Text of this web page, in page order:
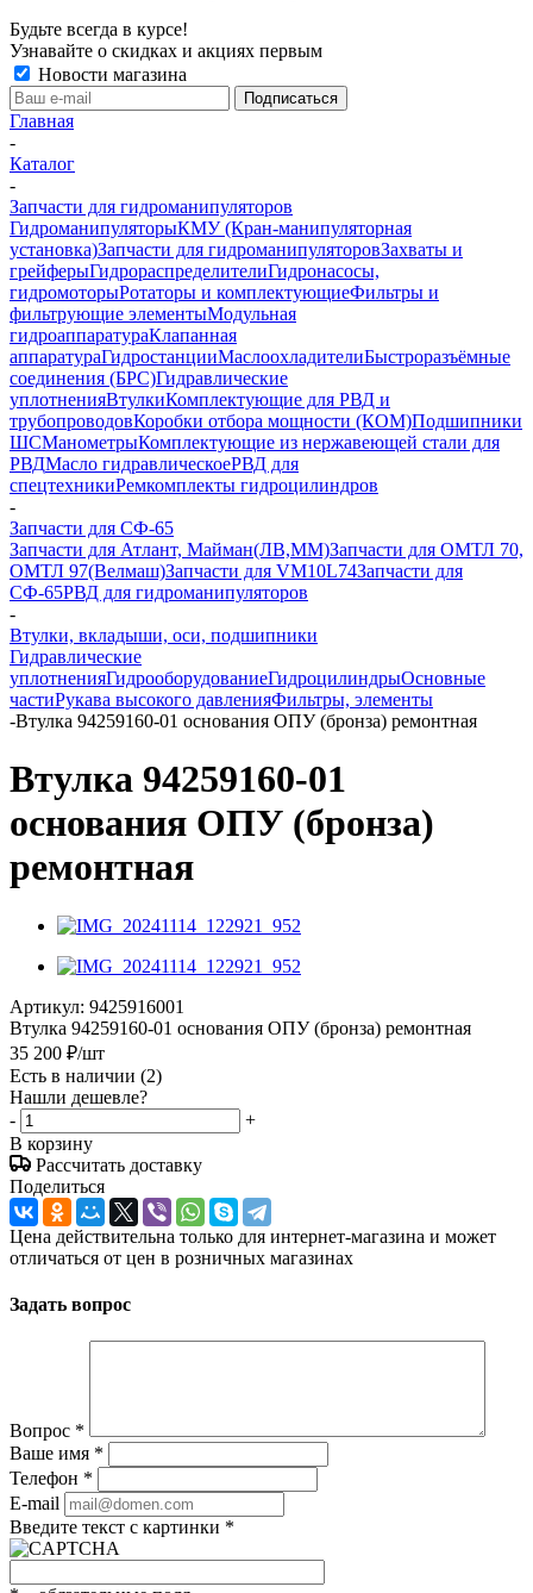
Будьте всегда в курсе!
Узнавайте о скидках и акциях первым
Новости магазина
Главная
-
Каталог
-
Запчасти для гидроманипуляторов
ГидроманипуляторыКМУ (Кран-манипуляторная
установка)Запчасти для гидроманипуляторовЗахваты и
грейферыГидрораспределителиГидронасосы,
гидромоторыРотаторы и комплектующиеФильтры и
фильтрующие элементыМодульная
гидроаппаратураКлапанная
аппаратураГидростанцииМаслоохладителиБыстроразъёмные
соединения (БРС)Гидравлические
уплотненияВтулкиКомплектующие для РВД и
трубопроводовКоробки отбора мощности (КОМ)Подшипники
ШСМанометрыКомплектующие из нержавеющей стали для
РВДМасло гидравлическоеРВД для
спецтехникиРемкомплекты гидроцилиндров
-
Запчасти для СФ-65
Запчасти для Атлант, Майман(ЛВ,ММ)Запчасти для ОМТЛ 70,
ОМТЛ 97(Велмаш)Запчасти для VM10L74Запчасти для
СФ-65РВД для гидроманипуляторов
-
Втулки, вкладыши, оси, подшипники
Гидравлические
уплотненияГидрооборудованиеГидроцилиндрыОсновные
частиРукава высокого давленияФильтры, элементы
-Втулка 94259160-01 основания ОПУ (бронза) ремонтная
Втулка 94259160-01
основания ОПУ (бронза)
ремонтная
Артикул: 9425916001
Втулка 94259160-01 основания ОПУ (бронза) ремонтная
35 200 ₽/шт
Есть в наличии (2)
Нашли дешевле?
-
+
В корзину
Рассчитать доставку
Поделиться
Цена действительна только для интернет-магазина и может
отличаться от цен в розничных магазинах
Задать вопрос
Вопрос *
Ваше имя *
Телефон *
E-mail
Введите текст с картинки *